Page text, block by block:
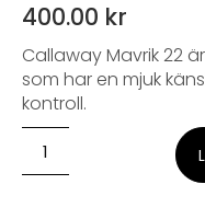
400.00 kr
Callaway Mavrik 22
som har en mjuk
kontroll.